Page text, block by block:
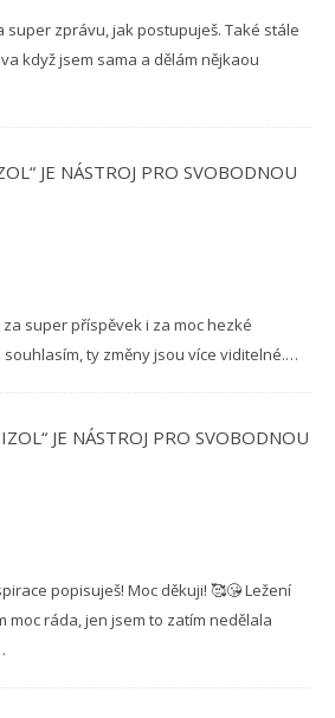
super zprávu, jak postupuješ. Také stále
když jsem sama a dělám nějkaou
JE NÁSTROJ PRO SVOBODNOU
za super příspěvek i za moc hezké
souhlasím, ty změny jsou více viditelné.…
JE NÁSTROJ PRO SVOBODNOU
popisuješ! Moc děkuji! 🥰😘 Ležení
moc ráda, jen jsem to zatím nedělala